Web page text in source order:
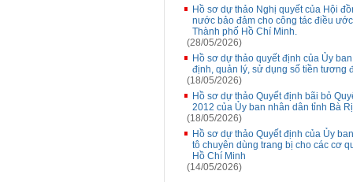
Hồ sơ dự thảo Nghị quyết của Hội
nước bảo đảm cho công tác điều
Thành phố Hồ Chí Minh.
(28/05/2026)
Hồ sơ dự thảo quyết định của Ủy
định, quản lý, sử dụng số tiền tương
(18/05/2026)
Hồ sơ dự thảo Quyết định bãi bỏ
2012 của Ủy ban nhân dân tỉnh Bà
(18/05/2026)
Hồ sơ dự thảo Quyết định của Ủy
tô chuyên dùng trang bị cho các cơ
Hồ Chí Minh
(14/05/2026)